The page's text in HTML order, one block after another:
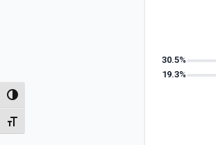
מתג
30.5%
19.3%